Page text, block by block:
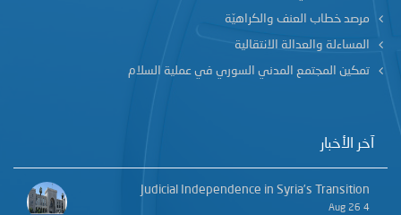
مرصد خطاب العنف والكراهيّة
المساءلة والعدالة الانتقالية
تمكين المجتمع المدني السوري في عملية السلام
آخر الأخبار
Judicial Independence in Syria’s Transition
4 Aug 26